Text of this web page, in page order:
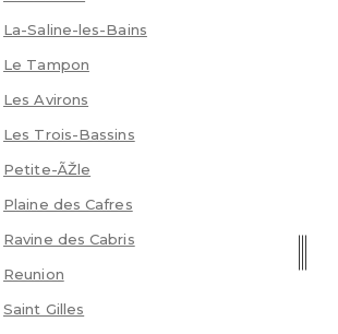
La-Saline-les-Bains
Le Tampon
Les Avirons
Les Trois-Bassins
Petite-ÃŽle
Plaine des Cafres
Ravine des Cabris
Reunion
Saint Gilles